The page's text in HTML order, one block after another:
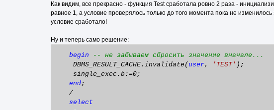
Как видим, все прекрасно - функция Test сработала ровно 2 раза -
равное 1, а условие проверялось только до того момента пока не
условие сработало!
Ну и теперь само решение:
begin
-- не забываем сбросить значение вначале...
DBMS_RESULT_CACHE.invalidate( user, 'TEST' );
single_exec.b:=0;
end;
/
select